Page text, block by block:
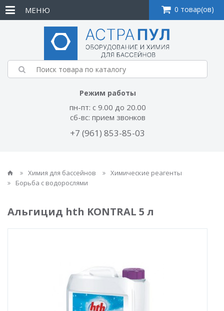
Режим работы
пн-пт: с 9.00 до 20.00
сб-вс: прием звонков
+7 (961) 853-85-03
МЕНЮ 0 товар(ов)
Химия для бассейнов
Химические реагенты
Борьба с водорослями
Альгицид hth KONTRAL 5 л